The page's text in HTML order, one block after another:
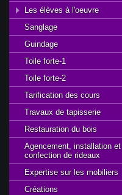
Les élèves à l'oeuvre
Sanglage
Guindage
Toile forte-1
Toile forte-2
Tarification des cours
Travaux de tapisserie
Restauration du bois
Agencement, installation et
confection de rideaux
Expertise sur les mobiliers
Créations